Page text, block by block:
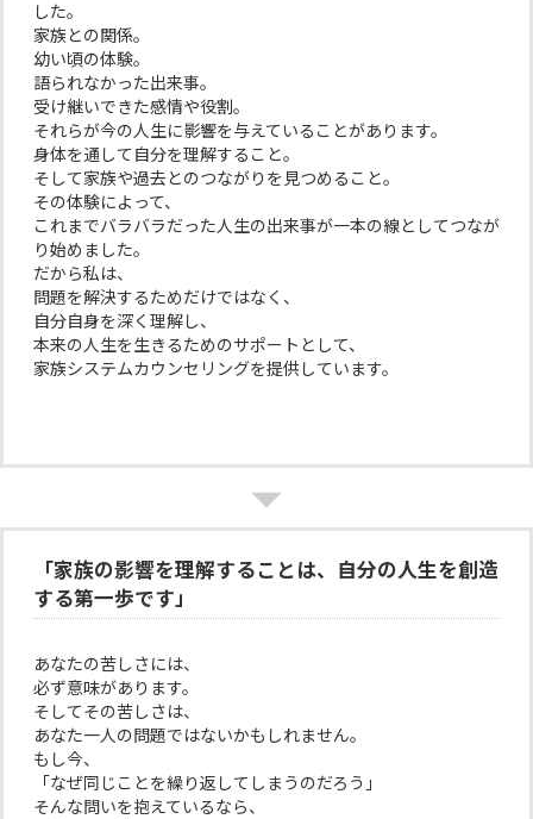
した。
家族との関係。
幼い頃の体験。
語られなかった出来事。
受け継いできた感情や役割。
それらが今の人生に影響を与えていることがあります。
身体を通して自分を理解すること。
そして家族や過去とのつながりを見つめること。
その体験によって、
これまでバラバラだった人生の出来事が一本の線としてつなが
り始めました。
だから私は、
問題を解決するためだけではなく、
自分自身を深く理解し、
本来の人生を生きるためのサポートとして、
家族システムカウンセリングを提供しています。
「家族の影響を理解することは、自分の人生を創造
する第一歩です」
あなたの苦しさには、
必ず意味があります。
そしてその苦しさは、
あなた一人の問題ではないかもしれません。
もし今、
「なぜ同じことを繰り返してしまうのだろう」
そんな問いを抱えているなら、